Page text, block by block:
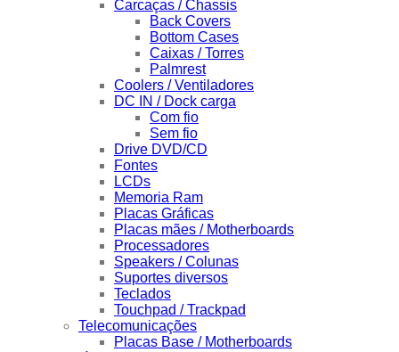
Carcaças / Chassis
Back Covers
Bottom Cases
Caixas / Torres
Palmrest
Coolers / Ventiladores
DC IN / Dock carga
Com fio
Sem fio
Drive DVD/CD
Fontes
LCDs
Memoria Ram
Placas Gráficas
Placas mães / Motherboards
Processadores
Speakers / Colunas
Suportes diversos
Teclados
Touchpad / Trackpad
Telecomunicações
Placas Base / Motherboards